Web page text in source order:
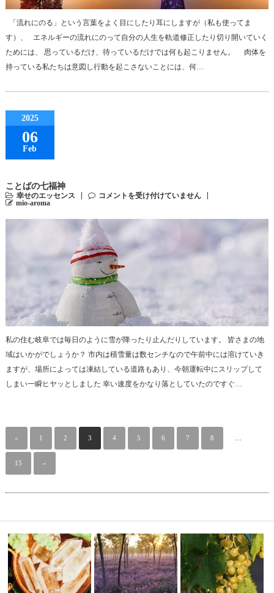
「流れにのる」という言葉をよく目にしたり耳にしますが（私も使ってま
す）、 エネルギーの流れにのって自分の人生を軌道修正したり切り開いていく
ためには、 思っているだけ、待っているだけでは何も起こりません。 肉体を
持っている私たちは意図し行動を起こさないことには、何…
2025
06
Feb
ことばの七福神
幸せのエッセンス
コメントを受け付けていません
mio-aroma
私の住む岐阜では毎日のように雪が降ったり止んだりしています。 皆さまの地
域はいかがでしょうか？ 市内は積雪量は数センチなので午前中には溶けていき
ますが、場所によっては凍結している道路もあり、今朝運転中にスリップして
しまい一瞬ヒヤッとしました 幸い速度をかなり落としていたのですぐ…
« 1 2 3 4 5 6 7 8
15 »